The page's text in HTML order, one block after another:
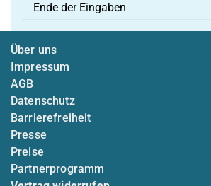
Ende der Eingaben
Über uns
Impressum
AGB
Datenschutz
Barrierefreiheit
Presse
Preise
Partnerprogramm